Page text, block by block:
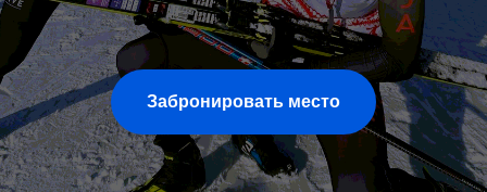
Забронировать место